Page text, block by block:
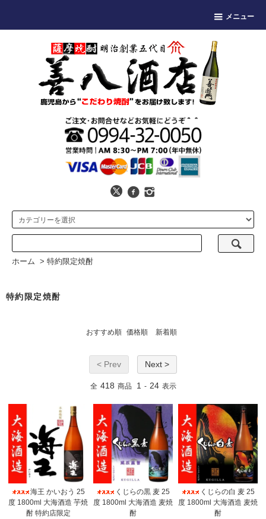
メニュー
ホーム > 特約限定焼酎
特約限定焼酎
おすすめ順 価格順 新着順
< Prev Next >
全 418 商品 1 - 24 表示
海王 かいおう 25
度 1800ml 大海酒造 芋焼
酎 特約店限定
くじらの黒 麦 25
度 1800ml 大海酒造 麦焼
酎
くじらの白 麦 25
度 1800ml 大海酒造 麦焼
酎